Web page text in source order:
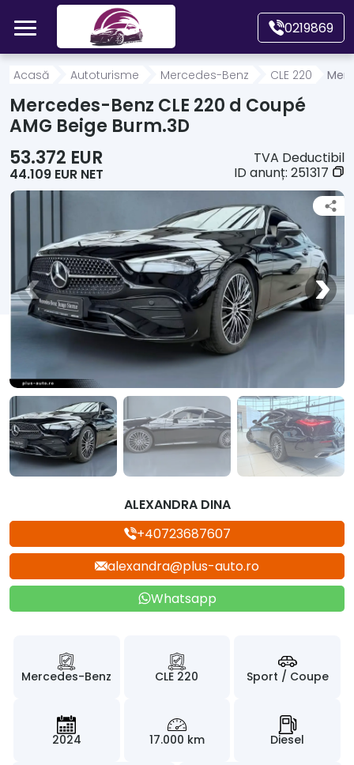
Mergi direct la conținutul principal
0219869
Acasă
Autoturisme
Motociclete
Alte tipuri vehicule
Despre Noi
Contact
Acasă Autoturisme Mercedes-Benz CLE 220
Mercedes-Benz CLE 220 d Coupé
AMG Beige Burm.3D
53.372 EUR
44.109 EUR NET
TVA Deductibil
ID anunț: 251317
ALEXANDRA DINA
+40723687607
alexandra@plus-auto.ro
Whatsapp
Mercedes-Benz CLE 220 Sport / Coupe
2024 17.000 km Diesel